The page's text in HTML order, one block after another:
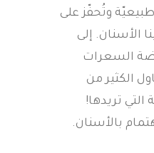
وتُحفّز على
الأسنان. إلى
السعرات
الكثير من
التي تريدها!
بالأسنان.